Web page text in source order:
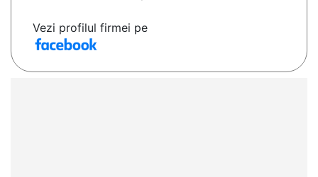
Vezi profilul firmei pe